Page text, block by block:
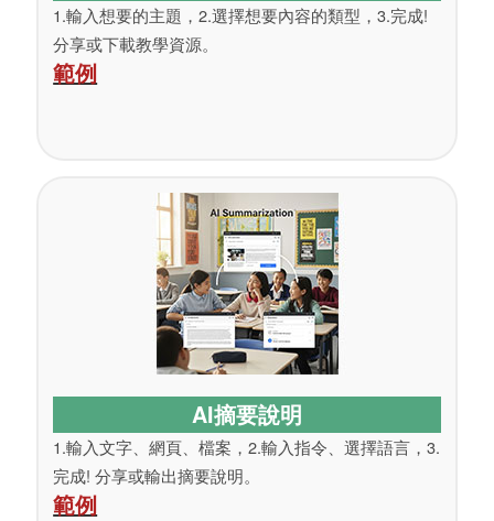
1.輸入想要的主題，2.選擇想要內容的類型，3.完成!
分享或下載教學資源。
範例
AI摘要說明
1.輸入文字、網頁、檔案，2.輸入指令、選擇語言，3.​
完成! 分享或輸出摘要說明。
範例